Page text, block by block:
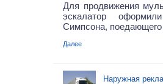
Для продвижения
эскалатор
Симпсона, поедающего
Далее
Наружная